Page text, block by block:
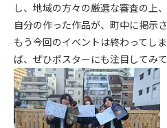
し、地域の方々の厳選な審査の上
自分の作った作品が、町中に掲示
もう今回のイベントは終わってし
ば、ぜひポスターにも注目してみ